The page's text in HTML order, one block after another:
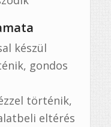
készül
gondos
történik,
eltérés